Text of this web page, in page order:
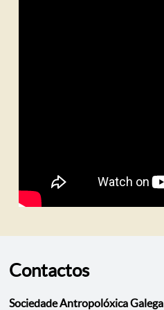
Contactos
Sociedade Antropolóxica Galega